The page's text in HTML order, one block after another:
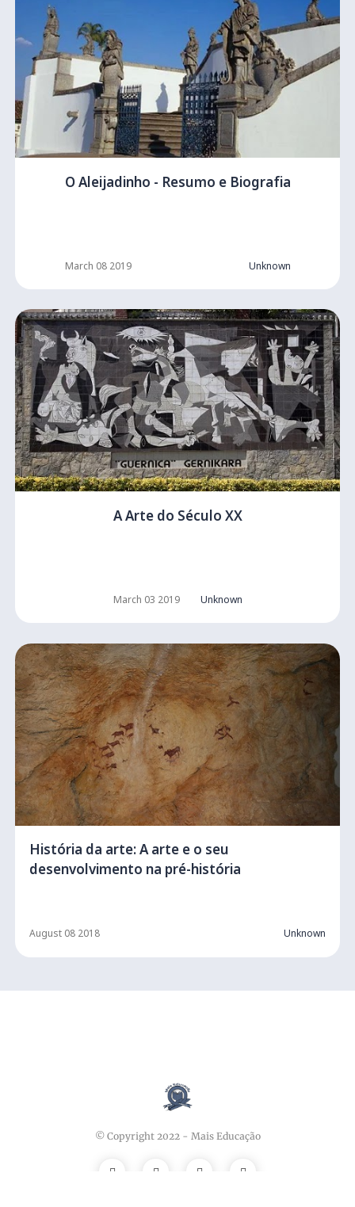
O Aleijadinho - Resumo e Biografia
March 08 2019 Unknown
A Arte do Século XX
March 03 2019 Unknown
História da arte: A arte e o seu
desenvolvimento na pré-história
August 08 2018 Unknown
© Copyright 2022 - Mais Educação